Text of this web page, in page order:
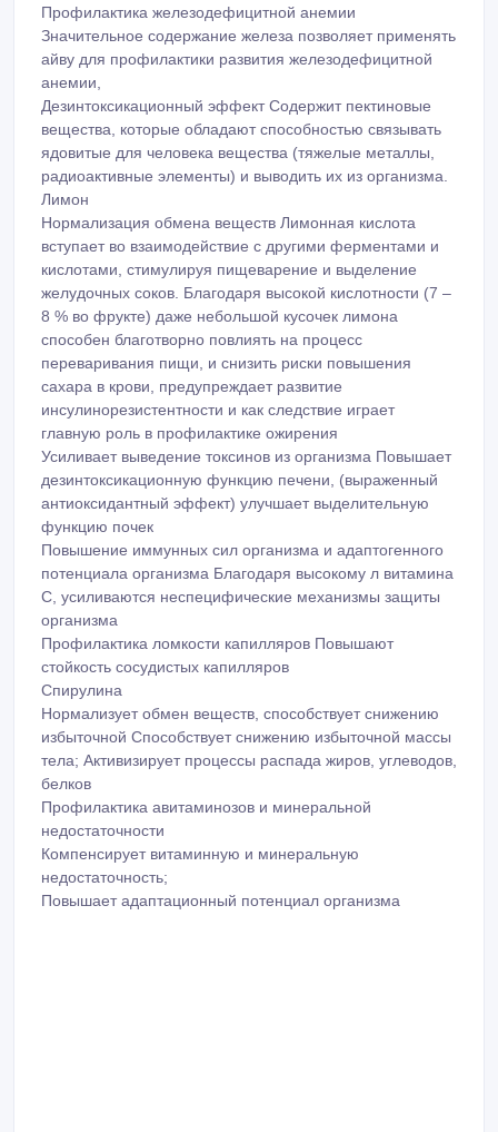
Профилактика железодефицитной анемии
Значительное содержание железа позволяет применять
айву для профилактики развития железодефицитной
анемии,
Дезинтоксикационный эффект Содержит пектиновые
вещества, которые обладают способностью связывать
ядовитые для человека вещества (тяжелые металлы,
радиоактивные элементы) и выводить их из организма.
Лимон
Нормализация обмена веществ Лимонная кислота
вступает во взаимодействие с другими ферментами и
кислотами, стимулируя пищеварение и выделение
желудочных соков. Благодаря высокой кислотности (7 –
8 % во фрукте) даже небольшой кусочек лимона
способен благотворно повлиять на процесс
переваривания пищи, и снизить риски повышения
сахара в крови, предупреждает развитие
инсулинорезистентности и как следствие играет
главную роль в профилактике ожирения
Усиливает выведение токсинов из организма Повышает
дезинтоксикационную функцию печени, (выраженный
антиоксидантный эффект) улучшает выделительную
функцию почек
Повышение иммунных сил организма и адаптогенного
потенциала организма Благодаря высокому л витамина
С, усиливаются неспецифические механизмы защиты
организма
Профилактика ломкости капилляров Повышают
стойкость сосудистых капилляров
Спирулина
Нормализует обмен веществ, способствует снижению
избыточной Способствует снижению избыточной массы
тела; Активизирует процессы распада жиров, углеводов,
белков
Профилактика авитаминозов и минеральной
недостаточности
Компенсирует витаминную и минеральную
недостаточность;
Повышает адаптационный потенциал организма